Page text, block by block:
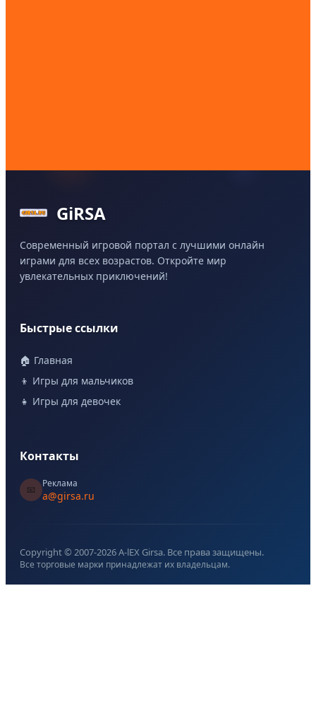
GiRSA
Современный игровой портал с лучшими онлайн
играми для всех возрастов. Откройте мир
увлекательных приключений!
Быстрые ссылки
🏠 Главная
👦 Игры для мальчиков
👧 Игры для девочек
Контакты
📧
Реклама
a@girsa.ru
Copyright © 2007-2026A-lEX Girsa. Все права защищены.
Все торговые марки принадлежат их владельцам.